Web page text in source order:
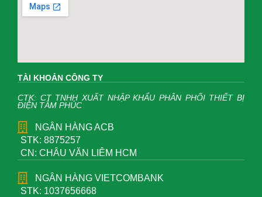
TÀI KHOẢN CÔNG TY
CTK: CT TNHH XUẤT NHẬP KHẨU PHÂN PHỐI THIẾT BỊ
ĐIỆN TÂM PHÚC
NGÂN HÀNG ACB
STK: 8875257
CN: CHÂU VĂN LIÊM HCM
NGÂN HÀNG VIETCOMBANK
STK: 1037656668